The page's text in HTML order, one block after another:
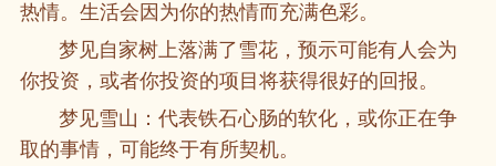
热情。生活会因为你的热情而充满色彩。
梦见自家树上落满了雪花，预示可能有人会为
你投资，或者你投资的项目将获得很好的回报。
梦见雪山：代表铁石心肠的软化，或你正在争
取的事情，可能终于有所契机。